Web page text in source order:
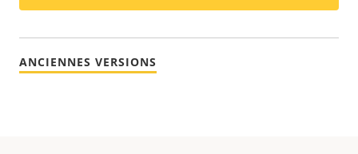
ANCIENNES VERSIONS